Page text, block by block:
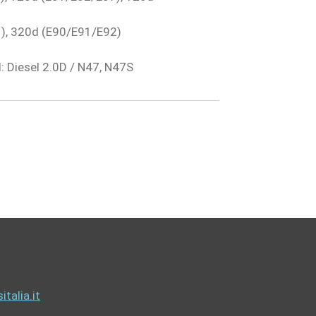
320d (E90/E91/E92)
Diesel 2.0D / N47, N47S